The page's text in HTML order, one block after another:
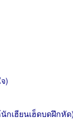
)
เฮียนเฮ็ดบดฝึกหัด